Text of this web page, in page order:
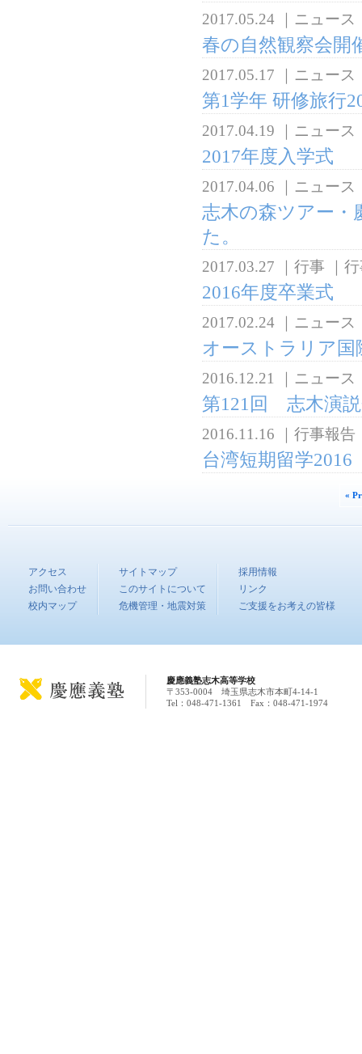
2017.05.24 ニュース
春の自然観察会開
2017.05.17 ニュース
第1学年 研修旅行
2017.04.19 ニュース
2017年度入学式
2017.04.06 ニュース
志木の森ツアー・
た。
2017.03.27 行事
2016年度卒業式
2017.02.24 ニュース
オーストラリア
2016.12.21 ニュース
第121回 志木演
2016.11.16 行事報告
台湾短期留学2016
«
アクセス
お問い合わせ
校内マップ
サイトマップ
このサイトについて
危機管理・地震対策
採用情報
リンク
ご支援をお考えの皆様
慶應義塾志木高等学校
〒353-0004 埼玉県志木市本町4-14-1
Tel：048-471-1361 Fax：048-471-1974